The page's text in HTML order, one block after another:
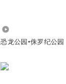
恐龙公园•侏罗纪公园